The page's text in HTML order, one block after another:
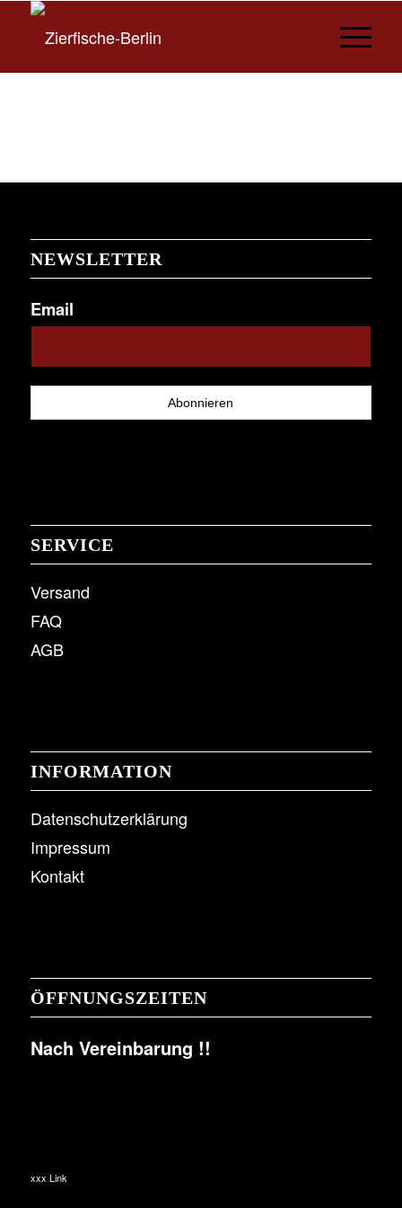
NEWSLETTER
Email
SERVICE
Versand
FAQ
AGB
INFORMATION
Datenschutzerklärung
Impressum
Kontakt
ÖFFNUNGSZEITEN
Nach Vereinbarung !!
xxx Link